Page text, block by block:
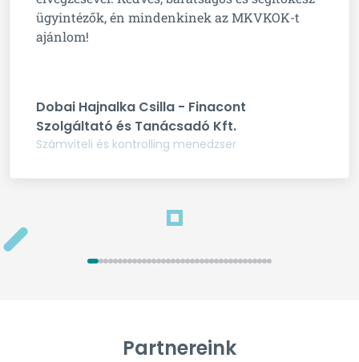
ügyintézők, én mindenkinek az MKVKOK-t
ajánlom!
Dobai Hajnalka Csilla - Finacont
Szolgáltató és Tanácsadó Kft.
Számviteli és kontrolling menedzser
Partnereink